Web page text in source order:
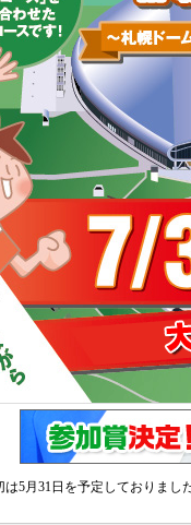
5月31日を予定しておりまし